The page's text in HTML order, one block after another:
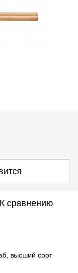
К сравнению
высший сорт